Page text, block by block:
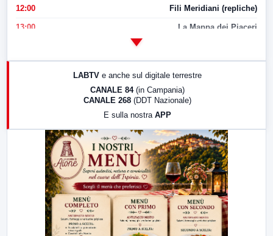
12:00 Fili Meridiani (repliche)
13:00 La Mappa dei Piaceri
17:00 LabNews (replica)
LabNews (replica)
LABTV e anche sul digitale terrestre
CANALE 84 (in Campania)
CANALE 268 (DDT Nazionale)
E sulla nostra APP